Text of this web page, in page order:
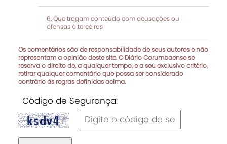
Que tragam conteúdo com acusações ou
ofensas à terceiros
Os comentários são de responsabilidade de seus autores e não
representam a opinião deste site. O Diário Corumbaense se
reserva o direito de, a qualquer tempo, e a seu exclusivo critério,
retirar qualquer comentário que possa ser considerado
contrário às regras definidas acima.
Código de Segurança: